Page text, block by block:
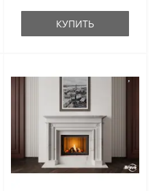
КУПИТЬ